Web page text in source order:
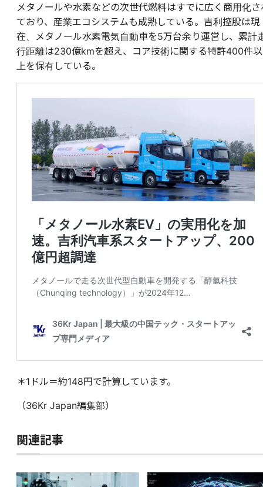
メタノールや水素などの次世代燃料はすでに広く商用化さ
ており、産業エコシステムも成熟している。吉利控股は現
在、メタノール水素電気自動車を5万台余り運営し、累計
行距離は230億kmを超え、コア技術に関する特許400件以
上を保有している。
＊1ドル＝約148円で計算しています。
（36Kr Japan編集部）
関連記事